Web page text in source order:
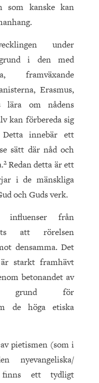
som kanske kan
under
i den med
framväxande
Erasmus,
lära om nådens
kan förbereda sig
innebär ett
sätt där nåd och
2Redan detta är ett
i de mänskliga
och Guds verk.
influenser från
att rörelsen
densamma. Det
starkt framhävt
betonandet av
grund för
de höga etiska
pietismen (som i
nyevangeliska/
finns ett tydligt